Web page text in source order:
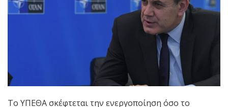
Το ΥΠΕΘΑ σκέφτεται την ενεργοποίηση όσο το